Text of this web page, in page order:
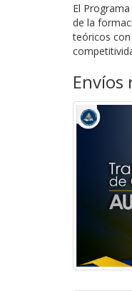
El
de la
teóricos
Envíos